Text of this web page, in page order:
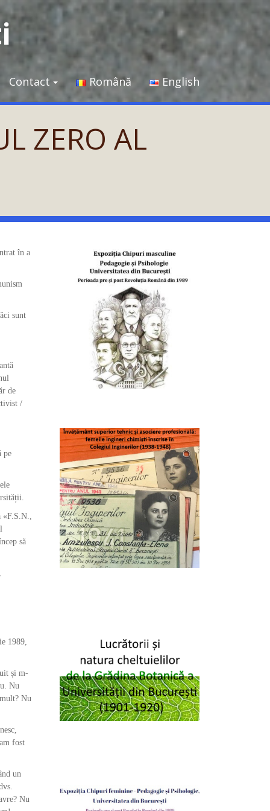
Contact Română English
ZERO AL
în a
sunt
de
/
pe
«F.S.N.,
să
1989,
și m-
Nu
Nu
fost
un
Nu